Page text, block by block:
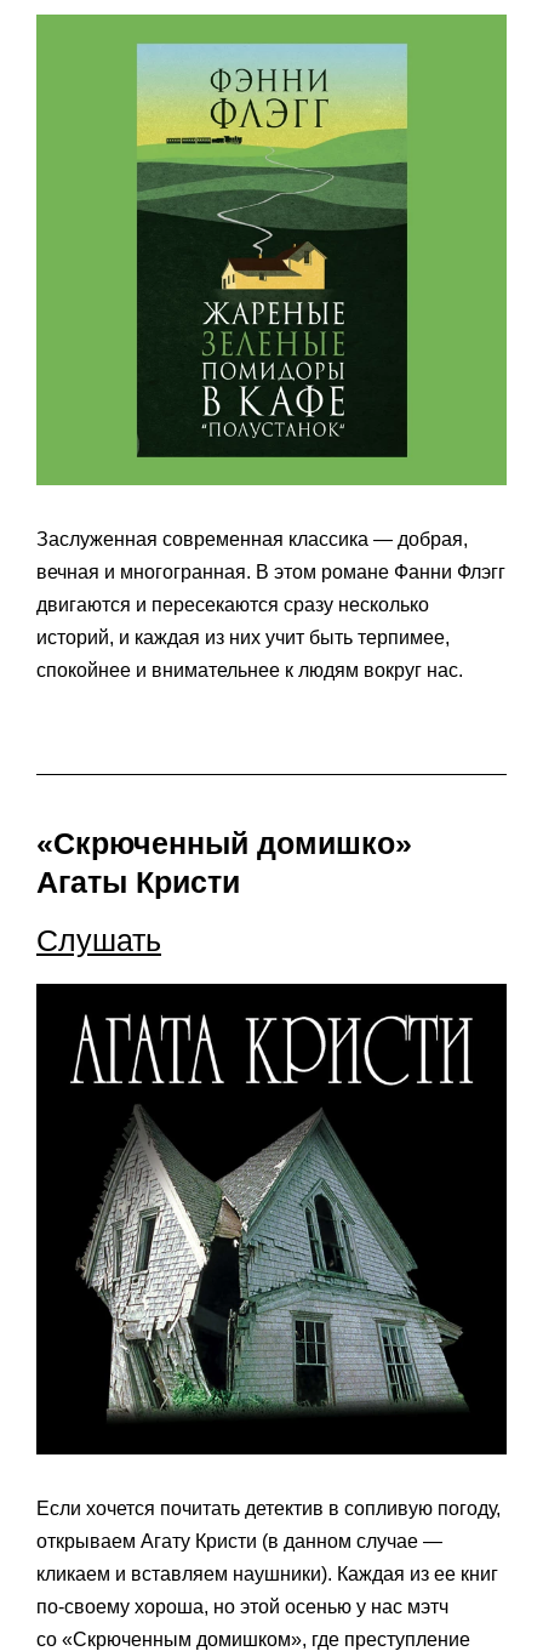
Заслуженная современная классика — добрая,
вечная и многогранная. В этом романе Фанни Флэгг
двигаются и пересекаются сразу несколько
историй, и каждая из них учит быть терпимее,
спокойнее и внимательнее к людям вокруг нас.
«Скрюченный домишко»
Агаты Кристи
Слушать
Если хочется почитать детектив в сопливую погоду,
открываем Агату Кристи (в данном случае —
кликаем и вставляем наушники). Каждая из ее книг
по-своему хороша, но этой осенью у нас мэтч
со «Скрюченным домишком», где преступление